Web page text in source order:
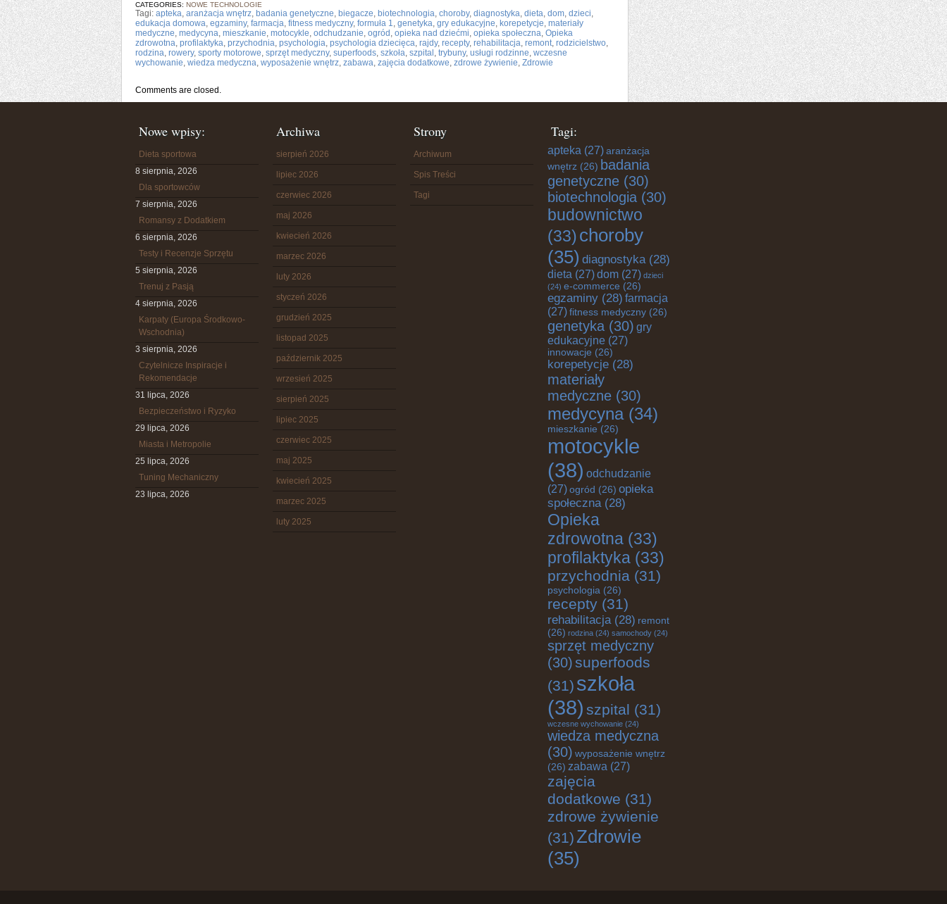
CATEGORIES: NOWE TECHNOLOGIE
Tagi: apteka, aranżacja wnętrz, badania genetyczne, biegacze, biotechnologia, choroby, diagnostyka, dieta, dom, dzieci,
edukacja domowa, egzaminy, farmacja, fitness medyczny, formuła 1, genetyka, gry edukacyjne, korepetycje, materiały
medyczne, medycyna, mieszkanie, motocykle, odchudzanie, ogród , opieka nad dziećmi, opieka społeczna, Opieka
zdrowotna, profilaktyka, przychodnia, psychologia, psychologia dziecięca, rajdy, recepty, rehabilitacja, remont, rodzicielstwo,
rodzina, rowery, sporty motorowe, sprzęt medyczny, superfoods, szkoła, szpital , trybuny, usługi rodzinne, wczesne
wychowanie, wiedza medyczna, wyposażenie wnętrz, zabawa, zajęcia dodatkowe, zdrowe żywienie, Zdrowie
Comments are closed.
Nowe wpisy:
Dieta sportowa
8 sierpnia, 2026
Dla sportowców
7 sierpnia, 2026
Romansy z Dodatkiem
6 sierpnia, 2026
Testy i Recenzje Sprzętu
5 sierpnia, 2026
Trenuj z Pasją
4 sierpnia, 2026
Karpaty (Europa Środkowo-
Wschodnia)
3 sierpnia, 2026
Czytelnicze Inspiracje i
Rekomendacje
31 lipca, 2026
Bezpieczeństwo i Ryzyko
29 lipca, 2026
Miasta i Metropolie
25 lipca, 2026
Tuning Mechaniczny
23 lipca, 2026
Archiwa
sierpień 2026
lipiec 2026
czerwiec 2026
maj 2026
kwiecień 2026
marzec 2026
luty 2026
styczeń 2026
grudzień 2025
listopad 2025
październik 2025
wrzesień 2025
sierpień 2025
lipiec 2025
czerwiec 2025
maj 2025
kwiecień 2025
marzec 2025
luty 2025
Strony
Archiwum
Spis Treści
Tagi
Tagi:
apteka (27) aranżacja
wnętrz (26) badania
genetyczne (30)
biotechnologia (30)
budownictwo
(33)choroby
(35) diagnostyka(28)
dieta (27)dom (27) dzieci
(24) e-commerce (26)
egzaminy (28) farmacja
(27) fitness medyczny (26)
genetyka (30) gry
edukacyjne (27)
innowacje (26)
korepetycje (28)
materiały
medyczne (30)
medycyna(34)
mieszkanie (26)
motocykle
(38) odchudzanie
(27) ogród (26) opieka
społeczna(28)
Opieka
zdrowotna (33)
profilaktyka (33)
przychodnia (31)
psychologia (26)
recepty (31)
rehabilitacja(28) remont
(26) rodzina (24) samochody (24)
sprzęt medyczny
(30)superfoods
(31) szkoła
(38) szpital (31)
wczesne wychowanie (24)
wiedza medyczna
(30) wyposażenie wnętrz
(26) zabawa (27)
zajęcia
dodatkowe (31)
zdrowe żywienie
(31)Zdrowie
(35)